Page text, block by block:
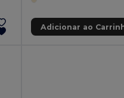
Adicionar ao